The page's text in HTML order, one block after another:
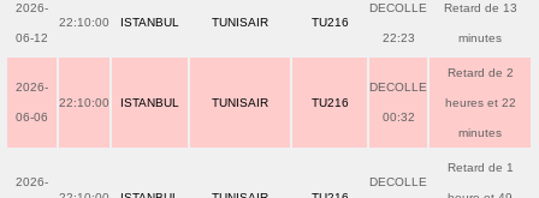
2026-
06-12
22:10:00 ISTANBUL TUNISAIR TU216
DECOLLE
22:23
Retard de 13
minutes
2026-
06-06
22:10:00 ISTANBUL TUNISAIR TU216
DECOLLE
00:32
Retard de 2
heures et 22
minutes
2026- DECOLLE
Retard de 1